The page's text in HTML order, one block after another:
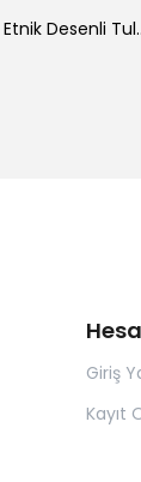
Halter Yaka
Giriş
Kayıt